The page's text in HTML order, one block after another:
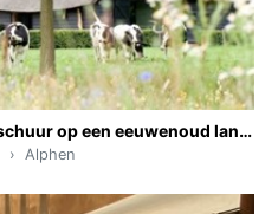
Vergaderen in een Vlaamse schuur op een eeuwenoud landgoed
Alphen